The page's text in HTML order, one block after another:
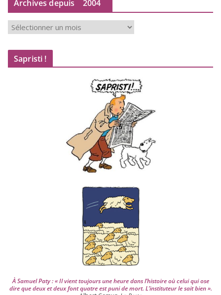
Archives depuis 2004
c
Sapristi !
À Samuel Paty : « Il vient tou­jours une heure dans l’his­toire où celui qui ose
dire que deux et deux font quatre est puni de mort. L’instituteur le sait bien ».